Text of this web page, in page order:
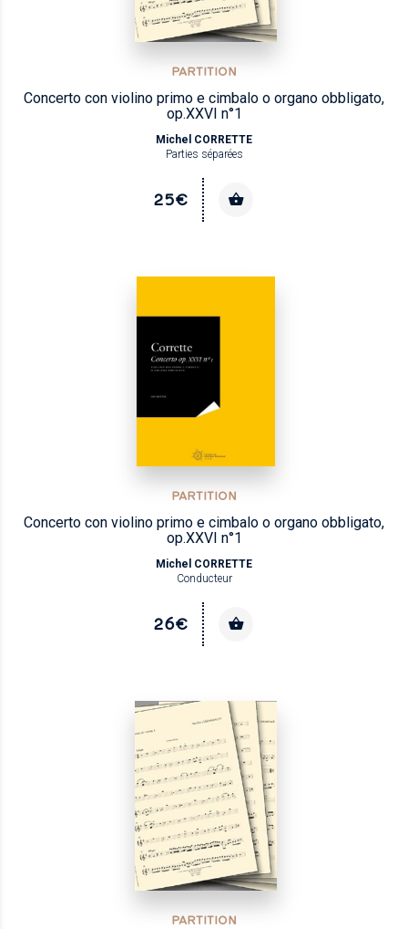
PARTITION
Concerto con violino primo e cimbalo o organo obbligato,
op.XXVI n°1
Michel CORRETTE
Parties séparées
25€
PARTITION
Concerto con violino primo e cimbalo o organo obbligato,
op.XXVI n°1
Michel CORRETTE
Conducteur
26€
PARTITION